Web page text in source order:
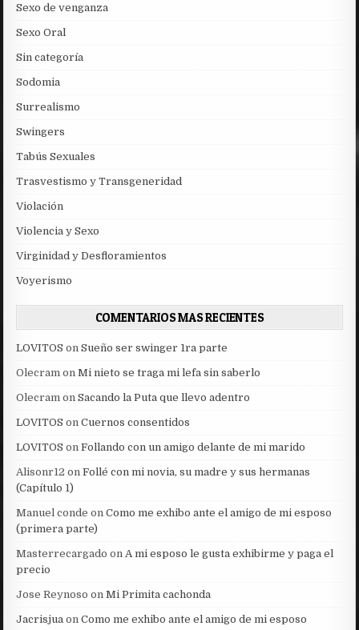
Sexo de venganza
Sexo Oral
Sin categoría
Sodomia
Surrealismo
Swingers
Tabús Sexuales
Trasvestismo y Transgeneridad
Violación
Violencia y Sexo
Virginidad y Desfloramientos
Voyerismo
COMENTARIOS MAS RECIENTES
LOVITOS onSueño ser swinger 1ra parte
Olecram onMi nieto se traga mi lefa sin saberlo
Olecram onSacando la Puta que llevo adentro
LOVITOS onCuernos consentidos
LOVITOS onFollando con un amigo delante de mi marido
Alisonr12 onFollé con mi novia, su madre y sus hermanas
(Capítulo 1)
Manuel conde onComo me exhibo ante el amigo de mi esposo
(primera parte)
Masterrecargado on A mi esposo le gusta exhibirme y paga el
precio
Jose Reynoso onMi Primita cachonda
Jacrisjua onComo me exhibo ante el amigo de mi esposo